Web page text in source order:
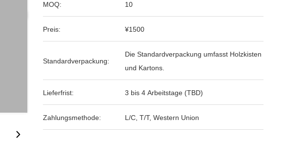
MOQ: 10
Preis: ¥1500
Standardverpackung:
Die Standardverpackung umfasst Holzkisten
und Kartons.
Lieferfrist: 3 bis 4 Arbeitstage (TBD)
Zahlungsmethode: L/C, T/T, Western Union